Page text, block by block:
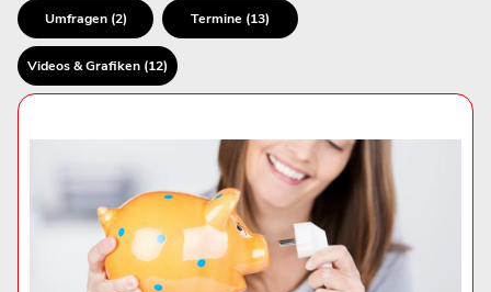
Umfragen (2) Termine (13)
Videos & Grafiken (12)